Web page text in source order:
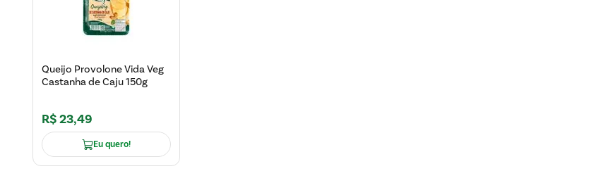
Queijo Provolone Vida Veg
Castanha de Caju 150g
R$23,49
Eu quero!